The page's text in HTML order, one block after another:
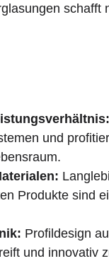
schafft
und
Produkte sind
Profildesign
und innovativ